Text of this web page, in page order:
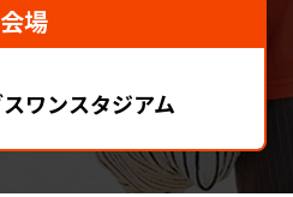
会場
ワンスタジアム